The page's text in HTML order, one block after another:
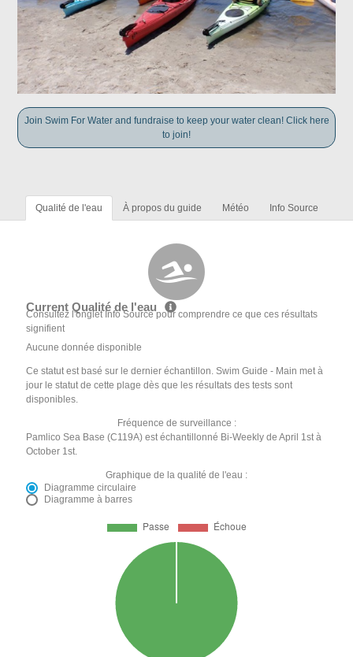
Join Swim For Water and fundraise to keep your water clean! Click here
to join!
Qualité de l'eau À propos du guide Météo Info Source
Current Qualité de l'eau
Consultez l'onglet Info Source pour comprendre ce que ces résultats
signifient
Aucune donnée disponible
Ce statut est basé sur le dernier échantillon. Swim Guide - Main met à
jour le statut de cette plage dès que les résultats des tests sont
disponibles.
Fréquence de surveillance :
Pamlico Sea Base (C119A) est échantillonné Bi-Weekly de April 1st à
October 1st.
Graphique de la qualité de l'eau :
Diagramme circulaire
Diagramme à barres